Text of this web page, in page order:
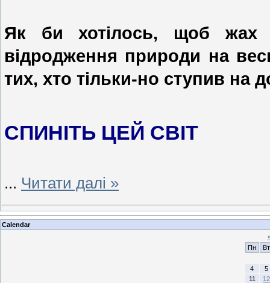
Як би хотілось, щоб жах
відродження природи на
тих, хто тільки-но ступив на
СПИНІТЬ ЦЕЙ СВІТ
... Читати далі »
Calendar
Пн
Вт
4
5
11
12